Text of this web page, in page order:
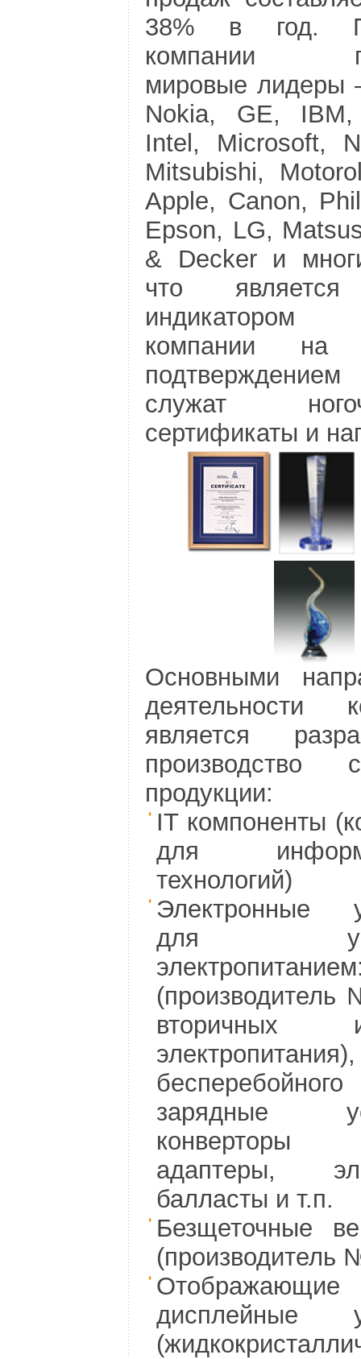
38% в год.
компании
мировые лидеры
Nokia, GE,
Intel, Microsoft,
Mitsubishi,
Apple, Canon,
Epson, LG,
& Decker и
что
компании на
служат
сертификаты и
Основными
деятельности
является
производство
продукции:
IT компоненты
для
технологий)
Электронные
для
вторичных
зарядные
конверторы
адаптеры,
балласты и т.п.
Безщеточные
(производитель
Отображающие
дисплейные